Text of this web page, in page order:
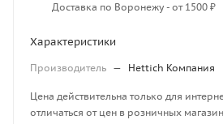
Доставка по Воронежу - от 1500 ₽
Характеристики
Производитель — Hettich Компания
Цена действительна только для
отличаться от цен в розничных